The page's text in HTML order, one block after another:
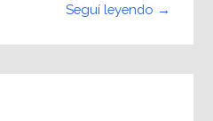
Seguí leyendo →